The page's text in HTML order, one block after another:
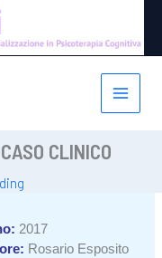
CLINICO
2017
Rosario Esposito